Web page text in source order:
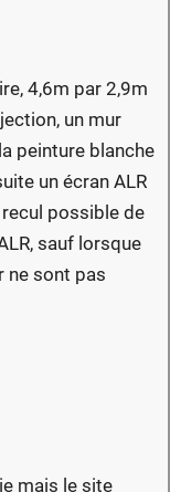
4,6m par 2,9m
un mur
peinture blanche
un écran ALR
possible de
sauf lorsque
ne sont pas
mais le site